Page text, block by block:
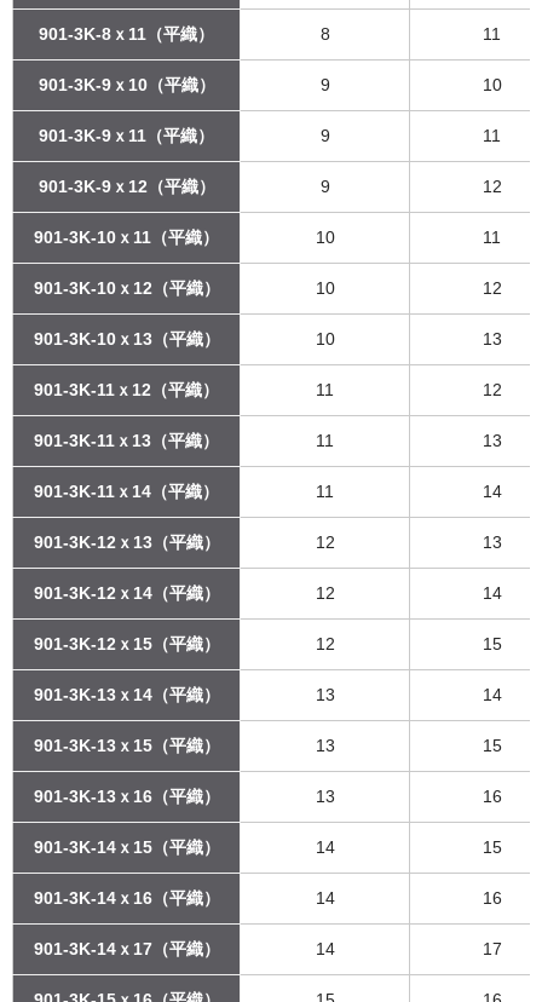
901-3K-8ｘ11（平織） 8 11
901-3K-9ｘ10（平織） 9 10
901-3K-9ｘ11（平織） 9 11
901-3K-9ｘ12（平織） 9 12
901-3K-10ｘ11（平織） 10 11
901-3K-10ｘ12（平織） 10 12
901-3K-10ｘ13（平織） 10 13
901-3K-11ｘ12（平織） 11 12
901-3K-11ｘ13（平織） 11 13
901-3K-11ｘ14（平織） 11 14
901-3K-12ｘ13（平織） 12 13
901-3K-12ｘ14（平織） 12 14
901-3K-12ｘ15（平織） 12 15
901-3K-13ｘ14（平織） 13 14
901-3K-13ｘ15（平織） 13 15
901-3K-13ｘ16（平織） 13 16
901-3K-14ｘ15（平織） 14 15
901-3K-14ｘ16（平織） 14 16
901-3K-14ｘ17（平織） 14 17